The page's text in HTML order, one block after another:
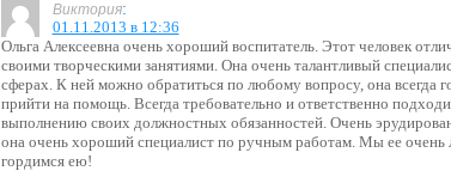
Виктория:
01.11.2013 в 12:36
Ольга Алексеевна очень хороший воспитатель. Этот человек
своими творческими занятиями. Она очень талантливый
сферах. К ней можно обратиться по любому вопросу, она всегда
прийти на помощь. Всегда требовательно и ответственно
выполнению своих должностных обязанностей. Очень
она очень хороший специалист по ручным работам. Мы ее
гордимся ею!